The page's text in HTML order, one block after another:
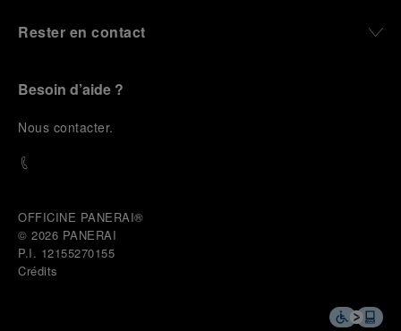
Rester en contact
Besoin d’aide ?
Nous contacter.
OFFICINE PANERAI®
© 2026 PANERAI
P.I. 12155270155
Crédits